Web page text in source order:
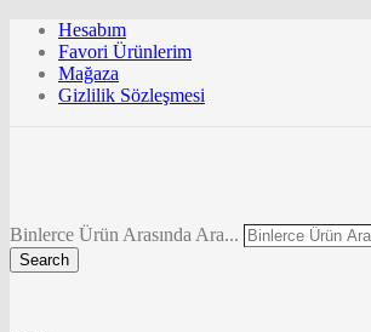
Hesabım
Favori Ürünlerim
Mağaza
Gizlilik Sözleşmesi
Binlerce Ürün Arasında Ara...
Search